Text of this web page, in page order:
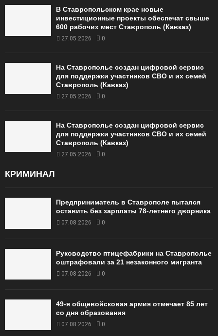
В Ставропольском крае новые
инвестиционные проекты обеспечат свыше
600 рабочих мест Ставрополь (Кавказ)
27.05.2026 0
На Ставрополье создан цифровой сервис
для поддержки участников СВО и их семей
Ставрополь (Кавказ)
27.05.2026 0
На Ставрополье создан цифровой сервис
для поддержки участников СВО и их семей
Ставрополь (Кавказ)
27.05.2026 0
КРИМИНАЛ
Предприниматель в Ставрополе пытался
оставить без зарплаты 78-летнего дворника
07.08.2026 0
Руководство птицефабрики на Ставрополье
оштрафовали за 21 незаконного мигранта
07.08.2026 0
49‑я общевойсковая армия отмечает 85 лет
со дня образования
07.08.2026 0